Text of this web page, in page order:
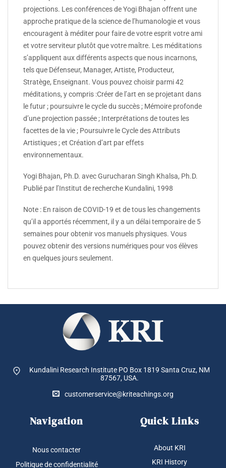
projections. Les conférences de Yogi Bhajan offrent une
approche pratique de la science de l’humanologie et vous
encouragent à méditer pour faire de votre esprit votre ami
et votre serviteur plutôt que votre maître. Les méditations
s’appliquent aux différents aspects que nous incarnons,
tels que Défenseur, Manager, Artiste, Producteur,
Stratège, Enseignant. Vous pouvez choisir parmi 42
méditations, y compris :Créer de l’art en se projetant dans
le futur ; poursuivre le cycle du succès ; Mémoire profonde
d’une projection passée ; Interprétations de toutes les
facettes de la vie ; Poursuivre le Cycle des Attributs
Artistiques ; et Création d’art par effets
environnementaux.
Yogi Bhajan, Ph.D. avec Gurucharan Singh Khalsa, Ph.D.
Publié par l’Institut de recherche Kundalini, 1998
Note : En raison de COVID-19 et de tous les changements
qu’il a apportés récemment, il y a un délai temporaire de 5
semaines pour obtenir vos manuels physiques. Vous
pouvez obtenir des versions numériques pour vos élèves
en quelques jours seulement.
Kundalini Research Institute PO Box 1819 Santa Cruz, NM
87567, USA.
customerservice@kriteachings.org
Navigation
Nous contacter
Politique de confidentialité
Quick Links
About KRI
KRI History